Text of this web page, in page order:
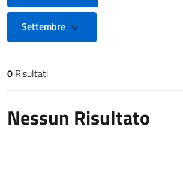
Settembre
Risultati di ricerca
0 Risultati
Nessun Risultato